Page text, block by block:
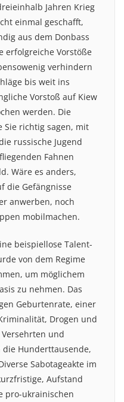
Jahren Krieg
einmal geschafft,
aus dem Donbass
erfolgreiche Vorstöße
verhindern
bis weit ins
Vorstoß auf Kiew
werden. Die
Sie richtig sagen, mit
russische Jugend
Fahnen
Wäre es anders,
die Gefängnisse
anwerben, noch
mobilmachen.
beispiellose Talent-
von dem Regime
um möglichem
zu nehmen. Das
Geburtenrate, einer
Drogen und
und
Hunderttausende,
Sabotageakte im
Aufstand
pro-ukrainischen